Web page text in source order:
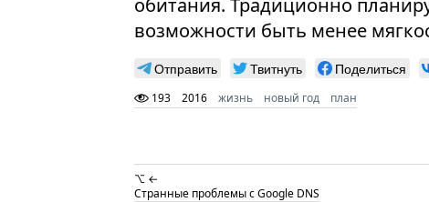
обитания. Традиционно
возможности быть менее
Отправить Твитнуть Поделиться
193 2016 жизнь новый год план
⌥ ←
Странные проблемы с Google DNS